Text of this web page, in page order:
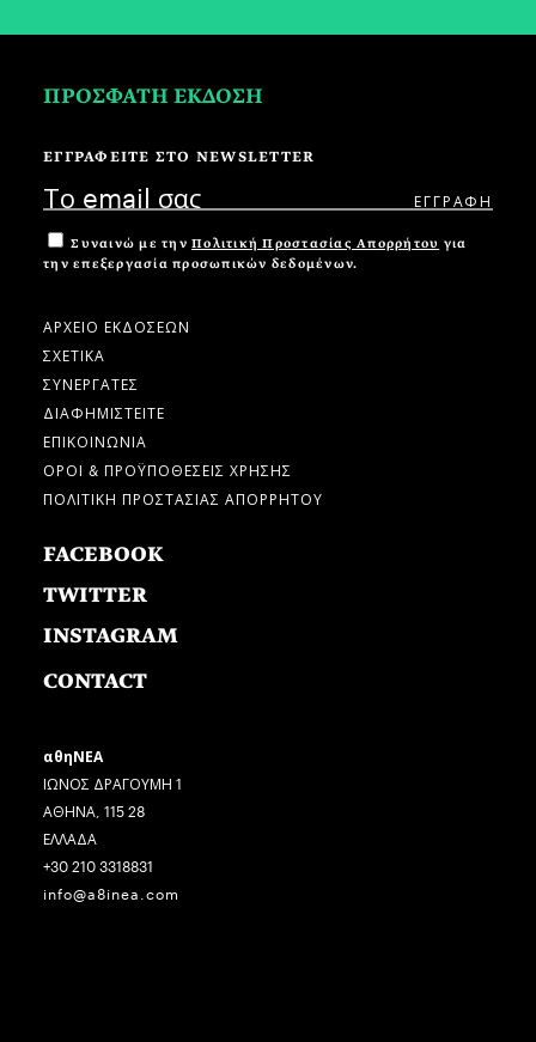
ΠΡΟΣΦΑΤΗ ΕΚΔΟΣΗ
ΕΓΓΡΑΦΕΙΤΕ ΣΤΟ NEWSLETTER
Συναινώ με την Πολιτική Προστασίας Απορρήτου για
την επεξεργασία προσωπικών δεδομένων.
ΑΡΧΕΙΟ ΕΚΔΟΣΕΩΝ
ΣΧΕΤΙΚΑ
ΣΥΝΕΡΓΑΤΕΣ
ΔΙΑΦΗΜΙΣΤΕΙΤΕ
ΕΠΙΚΟΙΝΩΝΙΑ
ΟΡΟΙ & ΠΡΟΫΠΟΘΕΣΕΙΣ ΧΡΗΣΗΣ
ΠΟΛΙΤΙΚΗ ΠΡΟΣΤΑΣΙΑΣ ΑΠΟΡΡΗΤΟΥ
FACEBOOK
TWITTER
INSTAGRAM
CONTACT
αθηΝΕΑ
ΙΩΝΟΣ ΔΡΑΓΟΥΜΗ 1
ΑΘΗΝΑ, 115 28
ΕΛΛΑΔΑ
+30 210 3318831
info@a8inea.com